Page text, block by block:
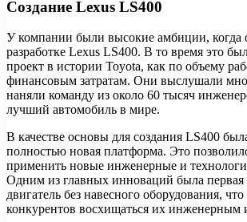
Создание Lexus LS400
У компании были высокие амбиции, когда
разработке Lexus LS400. В то время это
проект в истории Toyota, как по объему
финансовым затратам. Они выслушали
наняли команду из около 60 тысяч
лучший автомобиль в мире.
В качестве основы для создания LS400
полностью новая платформа. Это
применить новые инженерные и
Одним из главных инноваций была первая
двигатель без навесного оборудования, что
конкурентов восхищаться их инженерным